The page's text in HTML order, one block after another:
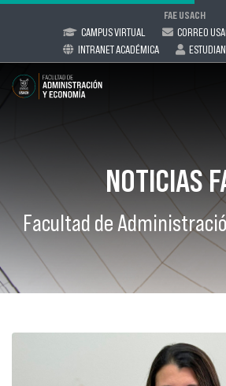
FAE USACH
CAMPUS VIRTUAL
CORREO
INTRANET ACADÉMICA
NOTICIAS
Facultad de